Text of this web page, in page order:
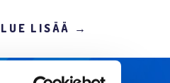
LUE LISÄÄ →